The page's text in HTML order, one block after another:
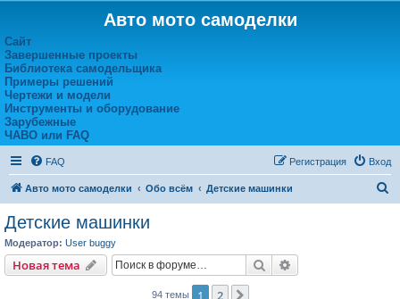
Авто мото самоделки
Сайт
Завершенные проекты
Библиотека самодельщика
Примеры решений
Чертежи и модели
Инструменты и оборудование
Зарубежные
ЧАВО или FAQ
FAQ Вход
Регистрация
Авто мото самоделки Обо всём Детские машинки
Детские машинки
Модератор: User buggy
Новая тема Поиск
94 темы 1 2